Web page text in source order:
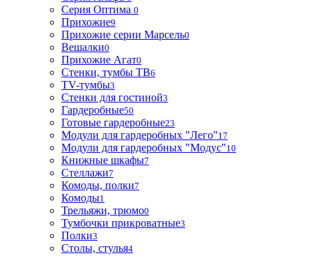
Серия Оптима 0
Прихожие9
Прихожие серии Марсель0
Вешалки0
Прихожие Агат0
Стенки, тумбы ТВ6
TV-тумбы3
Стенки для гостиной3
Гардеробные50
Готовые гардеробные23
Модули для гардеробных "Лего"17
Модули для гардеробных "Модус"10
Книжные шкафы7
Стеллажи7
Комоды, полки7
Комоды1
Трельяжи, трюмо0
Тумбочки прикроватные3
Полки3
Столы, стулья4